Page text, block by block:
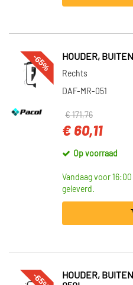
-65% HOUDER,
Rechts
DAF-MR-051
€ 171,76
€ 60,11
Op voorraad
Vandaag voor
geleverd.
HOUDER,